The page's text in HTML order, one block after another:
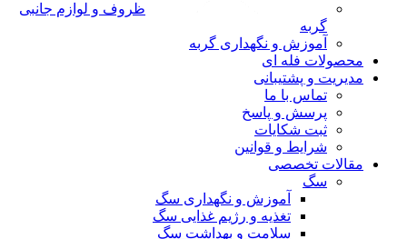
ظروف و لوازم جانبی
گربه
آموزش و نگهداری گربه
محصولات فله ای
مدیریت و پشتیبانی
تماس با ما
پرسش و پاسخ
ثبت شکایات
شرایط و قوانین
مقالات تخصصی
سگ
آموزش و نگهداری سگ
تغذیه و رژیم غذایی سگ
سلامت و بهداشت سگ